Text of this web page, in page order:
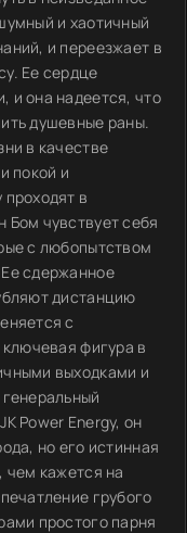
и хаотичный
и переезжает в
Ее сердце
и она надеется, что
душевные раны.
в качестве
покой и
в
чувствует себя
с любопытством
сдержанное
дистанцию
с
фигура в
выходками и
Power Energy, он
но его истинная
чем кажется на
грубого
простого парня